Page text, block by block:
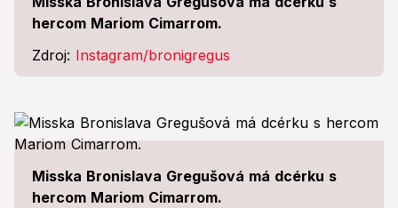
hercom Mariom Cimarrom.
Zdroj: Instagram/bronigregus
Misska Bronislava Gregušová má dcérku s
hercom Mariom Cimarrom.